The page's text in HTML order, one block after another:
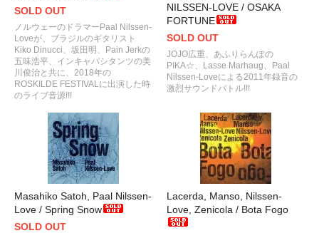
SOLD OUT
ノルウェーのドラマーPaal Nilssen-
Loveが、ブラジルのギタリスト
Kiko Dinucci、坂田明、Pain Jerkの
五味浩平、インキャパシタンツの美
川俊治と共に、2018年の
ROSKILDE FESTIVALに出演した時
のライブ音源!!!
NILSSEN-LOVE / OSAKA
FORTUNE
SOLD OUT
JOJO広重、あふりらんぽの
PIKA☆、Lasse Marhaug、Paal
Nilssen-Loveによる2011年録音の
激烈サウンドバトル!!!
Masahiko Satoh, Paal Nilssen-
Love / Spring Snow
SOLD OUT
Lacerda, Manso, Nilssen-
Love, Zenicola / Bota Fogo